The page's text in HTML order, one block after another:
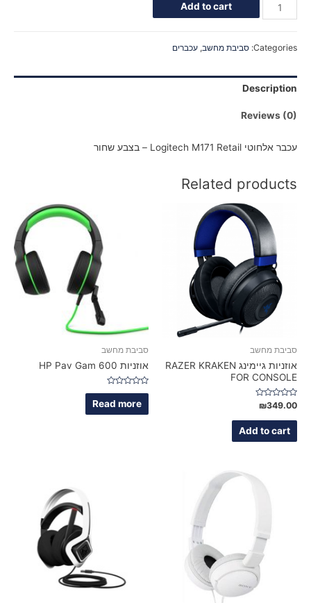
Add to cart
Categories: סביבת מחשב, עכברים
Description
Reviews (0)
עכבר אלחוטי Logitech M171 Retail – בצבע שחור
Related products
סביבת מחשב
אוזניות גיימינג RAZER KRAKEN
FOR CONSOLE
Rated
0
out
₪349.00
Add to cart
סביבת מחשב
אוזניות HP Pav Gam 600
Rated
out
of
Read more